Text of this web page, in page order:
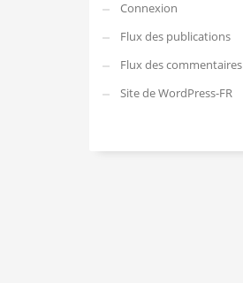
Connexion
Flux des publications
Flux des commentaires
Site de WordPress-FR